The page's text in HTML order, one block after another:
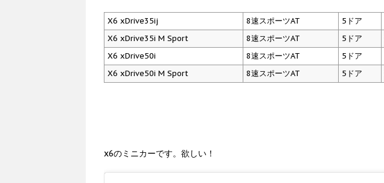
X6 xDrive35ij 8速スポーツAT 5ドア
X6 xDrive35i M Sport
8速スポーツAT 5ドア
X6 xDrive50i
8速スポーツAT 5ドア
X6 xDrive50i M Sport
8速スポーツAT 5ドア
x6のミニカーです。欲しい！